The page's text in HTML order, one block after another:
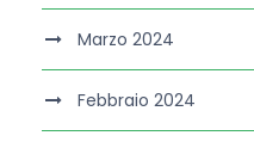
Marzo 2024
Febbraio 2024